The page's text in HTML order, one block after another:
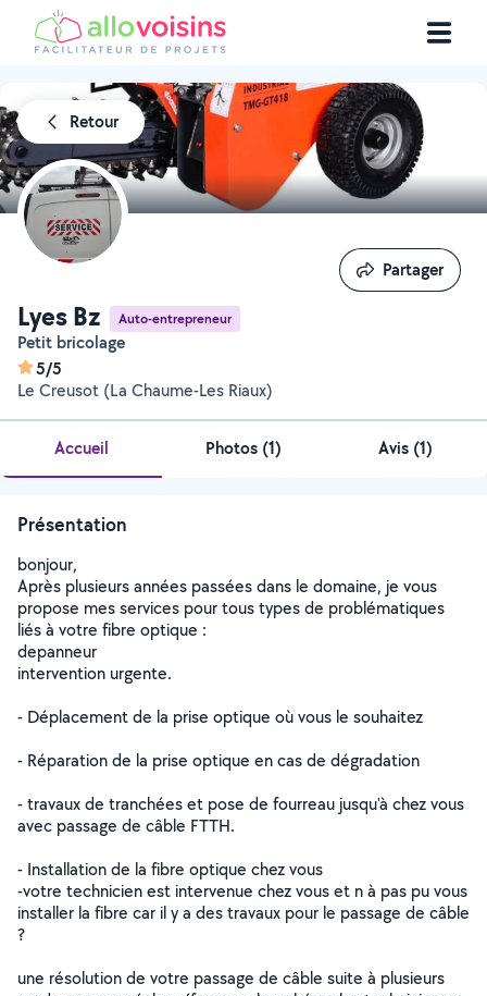
Retour
Lyes Bz Auto-entrepreneur
Petit bricolage
5/5
Le Creusot (La Chaume-Les Riaux)
Partager
Partager
Accueil Photos (1) Avis (1)
Présentation
bonjour,
Après plusieurs années passées dans le domaine, je vous
propose mes services pour tous types de problématiques
liés à votre fibre optique :
depanneur
intervention urgente.
- Déplacement de la prise optique où vous le souhaitez
- Réparation de la prise optique en cas de dégradation
- travaux de tranchées et pose de fourreau jusqu'à chez vous
avec passage de câble FTTH.
- Installation de la fibre optique chez vous
-votre technicien est intervenue chez vous et n à pas pu vous
installer la fibre car il y a des travaux pour le passage de câble
?
une résolution de votre passage de câble suite à plusieurs